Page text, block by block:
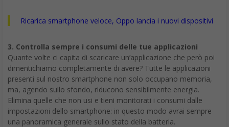
Ricarica smartphone veloce, Oppo lancia i nuovi dispositivi
3. Controlla sempre i consumi delle tue applicazioni
Quante volte ci capita di scaricare un’applicazione che però poi
dimentichiamo completamente di avere? Tutte le applicazioni
presenti sul nostro smartphone non solo occupano memoria,
ma, agendo sullo sfondo, riducono sensibilmente energia.
Elimina quelle che non usi e tieni monitorati i consumi dalle
impostazioni dello smartphone: in questo modo avrai sempre
una panoramica generale sullo stato della batteria.